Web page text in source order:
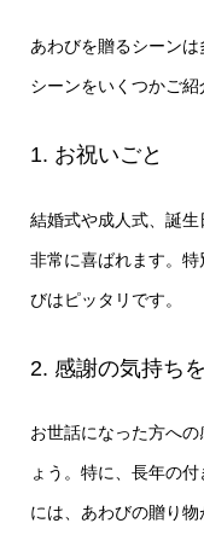
あわびを贈るシーン
シーンをいくつかご紹
1. お祝いごと
結婚式や成人式、誕
非常に喜ばれます。
びはピッタリです。
2. 感謝の気持ち
お世話になった方へ
ょう。特に、長年の
には、あわびの贈り物